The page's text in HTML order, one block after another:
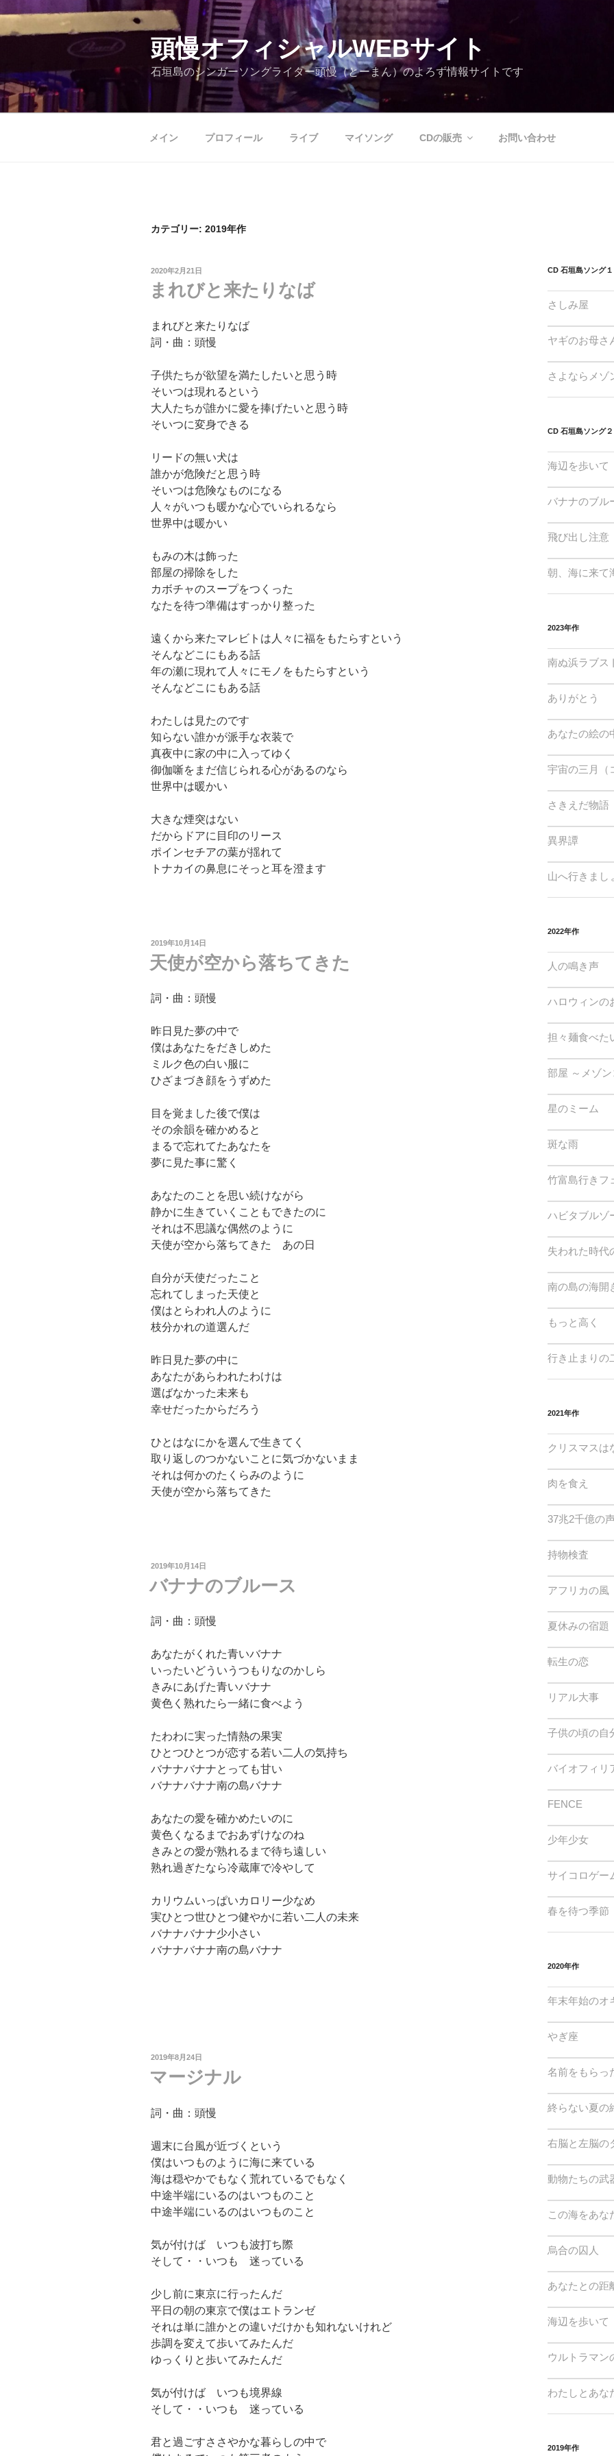
テ
ツ
へ
ス
頭慢オフィシャルWEBサイト
石垣島のシンガーソングライター頭慢（とーまん）のよろず情報サイトです
メイン プロフィール ライブ マイソング CDの販売 お問い合わせ
カテゴリー: 2019年作
投
日:
2020年2月21日
まれびと来たりなば
まれびと来たりなば
詞・曲：頭慢
子供たちが欲望を満たしたいと思う時
そいつは現れるという
大人たちが誰かに愛を捧げたいと思う時
そいつに変身できる
リードの無い犬は
誰かが危険だと思う時
そいつは危険なものになる
人々がいつも暖かな心でいられるなら
世界中は暖かい
もみの木は飾った
部屋の掃除をした
カボチャのスープをつくった
なたを待つ準備はすっかり整った
遠くから来たマレビトは人々に福をもたらすという
そんなどこにもある話
年の瀬に現れて人々にモノをもたらすという
そんなどこにもある話
わたしは見たのです
知らない誰かが派手な衣装で
真夜中に家の中に入ってゆく
御伽噺をまだ信じられる心があるのなら
世界中は暖かい
大きな煙突はない
だからドアに目印のリース
ポインセチアの葉が揺れて
トナカイの鼻息にそっと耳を澄ます
投
稿
日:
2019年10月14日
天使が空から落ちてきた
詞・曲：頭慢
昨日見た夢の中で
僕はあなたをだきしめた
ミルク色の白い服に
ひざまづき顔をうずめた
目を覚ました後で僕は
その余韻を確かめると
まるで忘れてたあなたを
夢に見た事に驚く
あなたのことを思い続けながら
静かに生きていくこともできたのに
それは不思議な偶然のように
天使が空から落ちてきた あの日
自分が天使だったこと
忘れてしまった天使と
僕はとらわれ人のように
枝分かれの道選んだ
昨日見た夢の中に
あなたがあらわれたわけは
選ばなかった未来も
幸せだったからだろう
ひとはなにかを選んで生きてく
取り返しのつかないことに気づかないまま
それは何かのたくらみのように
天使が空から落ちてきた
投
日:
2019年10月14日
バナナのブルース
詞・曲：頭慢
あなたがくれた青いバナナ
いったいどういうつもりなのかしら
きみにあげた青いバナナ
黄色く熟れたら一緒に食べよう
たわわに実った情熱の果実
ひとつひとつが恋する若い二人の気持ち
バナナバナナとっても甘い
バナナバナナ南の島バナナ
あなたの愛を確かめたいのに
黄色くなるまでおあずけなのね
きみとの愛が熟れるまで待ち遠しい
熟れ過ぎたなら冷蔵庫で冷やして
カリウムいっぱいカロリー少なめ
実ひとつ世ひとつ健やかに若い二人の未来
バナナバナナ少小さい
バナナバナナ南の島バナナ
投
日:
2019年8月24日
マージナル
詞・曲：頭慢
週末に台風が近づくという
僕はいつものように海に来ている
海は穏やかでもなく荒れているでもなく
中途半端にいるのはいつものこと
中途半端にいるのはいつものこと
気が付けば いつも波打ち際
そして・・いつも 迷っている
少し前に東京に行ったんだ
平日の朝の東京で僕はエトランゼ
それは単に誰かとの違いだけかも知れないけれど
歩調を変えて歩いてみたんだ
ゆっくりと歩いてみたんだ
気が付けば いつも境界線
そして・・いつも 迷っている
君と過ごすささやかな暮らしの中で
CD 石垣島ソング１
さしみ屋
ヤギのお母さ
さよならメゾ
CD 石垣島ソング２
海辺を歩いて
バナナのブル
飛び出し注意
朝、海に来て
2023年作
南ぬ浜ラブス
ありがとう
あなたの絵の
宇宙の三月（
さきえだ物語
異界譚
山へ行きまし
2022年作
人の鳴き声
ハロウィンの
担々麺食べた
部屋 ～メゾ
星のミーム
斑な雨
竹富島行きフ
ハビタブルゾ
失われた時代
南の島の海開
もっと高く
行き止まりの
2021年作
クリスマスは
肉を食え
37兆2千億の
持物検査
アフリカの風
夏休みの宿題
転生の恋
リアル大事
子供の頃の自
バイオフィリ
FENCE
少年少女
サイコロゲー
春を待つ季節
2020年作
年末年始のオ
やぎ座
名前をもらっ
終らない夏の
右脳と左脳の
動物たちの武
この海をあな
烏合の囚人
あなたとの距
海辺を歩いて
ウルトラマン
わたしとあな
2019年作